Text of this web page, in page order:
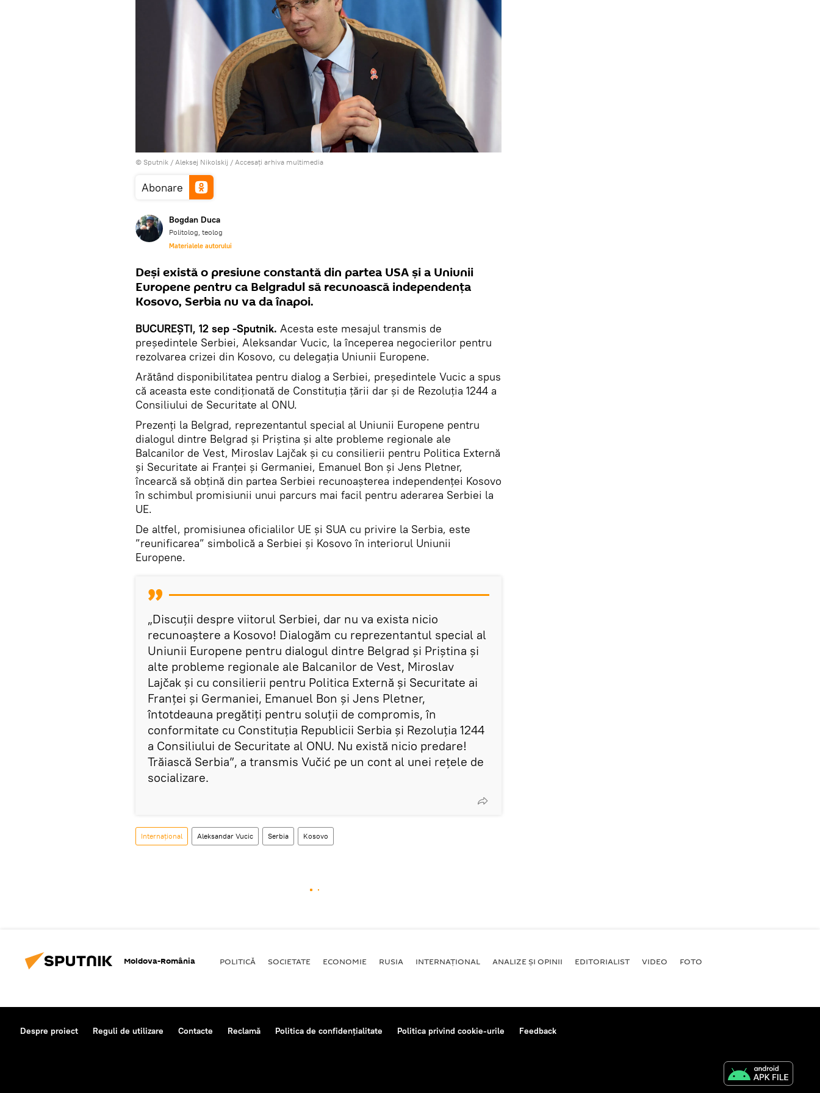
© Sputnik / Aleksej Nikolskij / Accesați arhiva multimedia
Abonare
Bogdan Duca
Politolog, teolog
Materialele autorului
Deși există o presiune constantă din partea USA și a Uniunii
Europene pentru ca Belgradul să recunoască independența
Kosovo, Serbia nu va da înapoi.
BUCUREȘTI, 12 sep -Sputnik. Acesta este mesajul transmis de
președintele Serbiei, Aleksandar Vucic, la începerea negocierilor pentru
rezolvarea crizei din Kosovo, cu delegația Uniunii Europene.
Arătând disponibilitatea pentru dialog a Serbiei, președintele Vucic a spus
că aceasta este condiționată de Constituția țării dar și de Rezoluția 1244 a
Consiliului de Securitate al ONU.
Prezenți la Belgrad, reprezentantul special al Uniunii Europene pentru
dialogul dintre Belgrad și Priștina și alte probleme regionale ale
Balcanilor de Vest, Miroslav Lajčak și cu consilierii pentru Politica Externă
și Securitate ai Franței și Germaniei, Emanuel Bon și Jens Pletner,
încearcă să obțină din partea Serbiei recunoașterea independenței Kosovo
în schimbul promisiunii unui parcurs mai facil pentru aderarea Serbiei la
UE.
De altfel, promisiunea oficialilor UE și SUA cu privire la Serbia, este
”reunificarea” simbolică a Serbiei și Kosovo în interiorul Uniunii
Europene.
„Discuții despre viitorul Serbiei, dar nu va exista nicio
recunoaștere a Kosovo! Dialogăm cu reprezentantul special al
Uniunii Europene pentru dialogul dintre Belgrad și Priștina și
alte probleme regionale ale Balcanilor de Vest, Miroslav
Lajčak și cu consilierii pentru Politica Externă și Securitate ai
Franței și Germaniei, Emanuel Bon și Jens Pletner,
întotdeauna pregătiți pentru soluții de compromis, în
conformitate cu Constituția Republicii Serbia și Rezoluția 1244
a Consiliului de Securitate al ONU. Nu există nicio predare!
Trăiască Serbia”, a transmis Vučić pe un cont al unei rețele de
socializare.
Internaţional Aleksandar Vucic Serbia Kosovo
Moldova-România POLITICĂ SOCIETATE ECONOMIE RUSIA INTERNAŢIONAL ANALIZE ȘI OPINII EDITORIALIST VIDEO FOTO
Despre proiect Reguli de utilizare Contacte Reclamă Politica de confidențialitate Politica privind cookie-urile Feedback